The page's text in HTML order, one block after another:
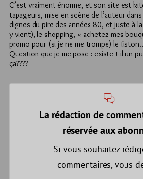
C’est vraiment énorme, et son site est
tapageurs, mise en scène de l’auteur
dignes du pire des années 80, et juste à
y vient), le shopping, « achetez mes
promo pour (si je ne me trompe) le
Question que je me pose : existe-t-il un
ça????
La rédaction de
réservée aux
Si vous souhaitez
commentaires, vous